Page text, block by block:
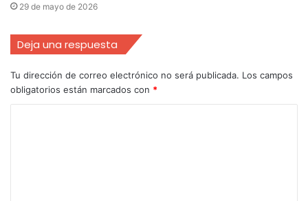
29 de mayo de 2026
Deja una respuesta
Tu dirección de correo electrónico no será publicada. Los campos
obligatorios están marcados con *